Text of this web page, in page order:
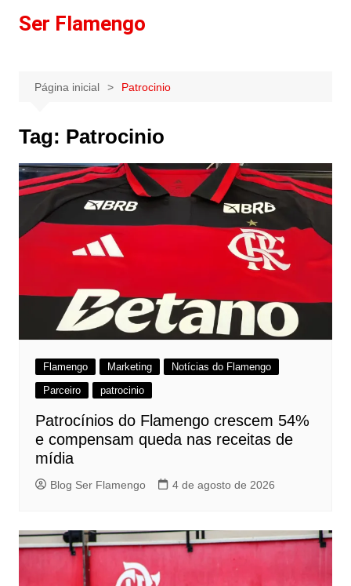
paraSer Flamengo
Página inicial Patrocinio
Tag: Patrocinio
Flamengo Marketing
Notícias do Flamengo
Parceiro
patrocinio
Patrocínios do Flamengo crescem 54%
e compensam queda nas receitas de
mídia
Blog Ser Flamengo 4 de agosto de 2026